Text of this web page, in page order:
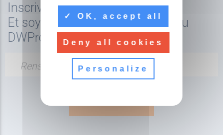
Inscrivez-vous à la newsletter
Et soyez tenu au courant de l'actu
DWPro
Renseignez votre adresse email
OK, accept all
Deny all cookies
Personalize